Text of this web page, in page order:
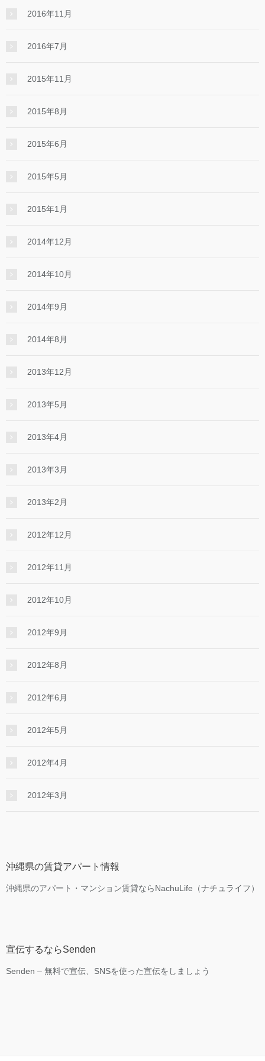
2016年11月
2016年7月
2015年11月
2015年8月
2015年6月
2015年5月
2015年1月
2014年12月
2014年10月
2014年9月
2014年8月
2013年12月
2013年5月
2013年4月
2013年3月
2013年2月
2012年12月
2012年11月
2012年10月
2012年9月
2012年8月
2012年6月
2012年5月
2012年4月
2012年3月
沖縄県の賃貸アパート情報
沖縄県のアパート・マンション賃貸ならNachuLife（ナチュライフ）
宣伝するならSenden
Senden – 無料で宣伝、SNSを使った宣伝をしましょう